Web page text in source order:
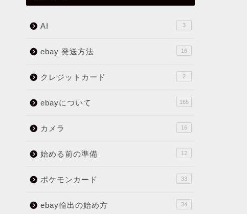
AI 3
ebay 発送方法 16
クレジットカード 2
ebayについて 165
カメラ 16
始める前の準備 12
ポケモンカード 33
ebay輸出の始め方 34